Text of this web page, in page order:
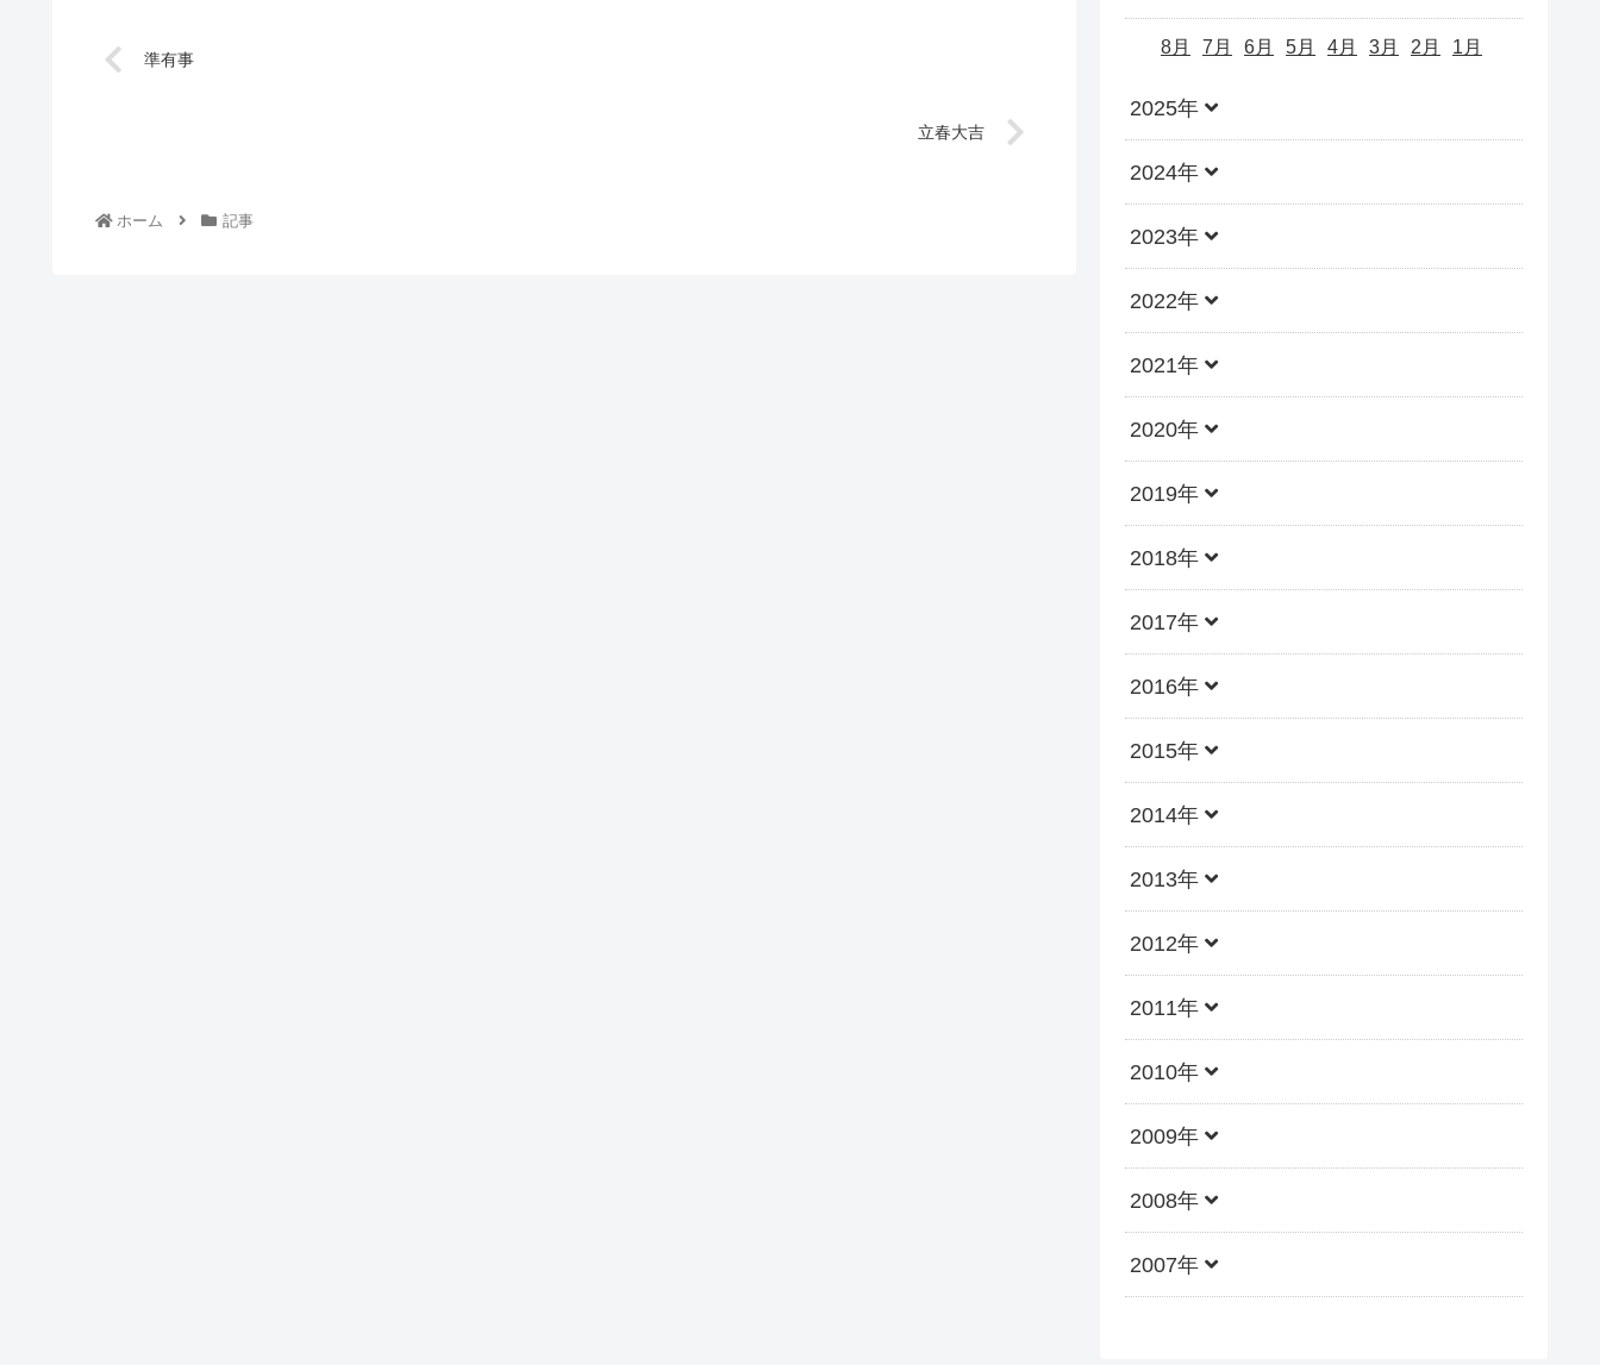
準有事
立春大吉
ホーム 記事
8月 7月 6月 5月 4月 3月 2月 1月
2025年
2024年
2023年
2022年
2021年
2020年
2019年
2018年
2017年
2016年
2015年
2014年
2013年
2012年
2011年
2010年
2009年
2008年
2007年